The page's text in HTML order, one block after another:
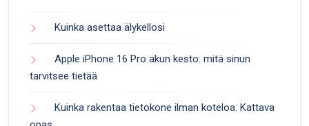
Kuinka asettaa älykellosi
Apple iPhone 16 Pro akun kesto: mitä sinun
tarvitsee tietää
Kuinka rakentaa tietokone ilman koteloa: Kattava